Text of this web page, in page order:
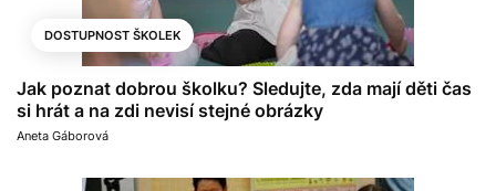
DOSTUPNOST ŠKOLEK
Jak poznat dobrou školku? Sledujte, zda mají děti čas
si hrát a na zdi nevisí stejné obrázky
Aneta Gáborová